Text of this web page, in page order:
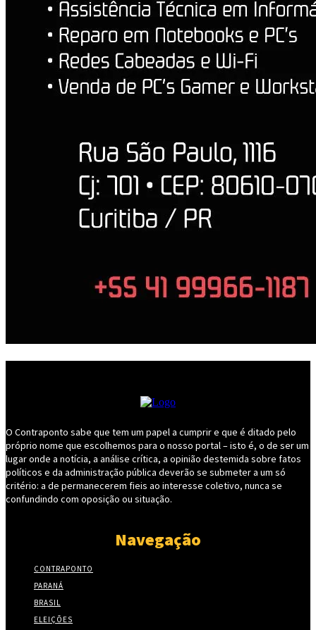
O Contraponto sabe que tem um papel a cumprir e que é ditado pelo
próprio nome que escolhemos para o nosso portal – isto é, o de ser um
lugar onde a notícia, a análise crítica, a opinião destemida sobre fatos
políticos e da administração pública deverão se submeter a um só
critério: a de permanecerem fieis ao interesse coletivo, nunca se
confundindo com oposição ou situação.
Navegação
CONTRAPONTO
PARANÁ
BRASIL
ELEIÇÕES